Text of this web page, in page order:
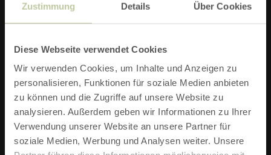
Zustimmung Details Über Cookies
Diese Webseite verwendet Cookies
Wir verwenden Cookies, um Inhalte und Anzeigen zu
personalisieren, Funktionen für soziale Medien anbieten
zu können und die Zugriffe auf unsere Website zu
analysieren. Außerdem geben wir Informationen zu Ihrer
Verwendung unserer Website an unsere Partner für
soziale Medien, Werbung und Analysen weiter. Unsere
DAUER:2:30 H
SCHWIERIGKEIT:MITTEL
TOURENART:WANDERN
AUFSTIEG: 139 M
ABSTIEG:311 M